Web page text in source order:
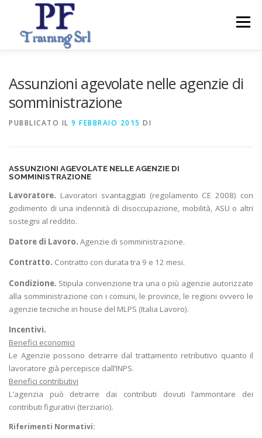
contenuto
Menu
Assunzioni agevolate nelle agenzie di
somministrazione
PUBBLICATO IL 9 FEBBRAIO 2015 DI
ASSUNZIONI AGEVOLATE NELLE AGENZIE DI
SOMMINISTRAZIONE
Lavoratore. Lavoratori svantaggiati (regolamento CE 2008) con
godimento di una indennità di disoccupazione, mobilità, ASU o altri
sostegni al reddito.
Datore di Lavoro. Agenzie di somministrazione.
Contratto. Contratto con durata tra 9 e 12 mesi.
Condizione. Stipula convenzione tra una o più agenzie autorizzate
alla somministrazione con i comuni, le province, le regioni ovvero le
agenzie tecniche in house del MLPS (Italia Lavoro).
Incentivi.
Benefici economici
Le Agenzie possono detrarre dal trattamento retributivo quanto il
lavoratore già percepisce dall’INPS.
Benefici contributivi
L’agenzia può detrarre dai contributi dovuti l’ammontare dei
contributi figurativi (terziario).
Riferimenti Normativi: